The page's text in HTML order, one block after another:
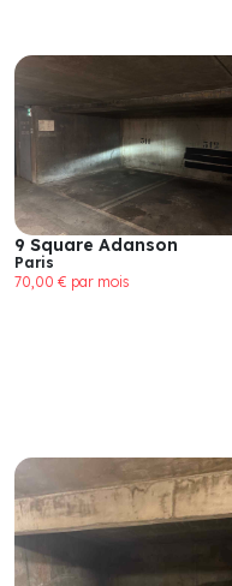
9 Square Adanson
Paris
70,00 € par mois